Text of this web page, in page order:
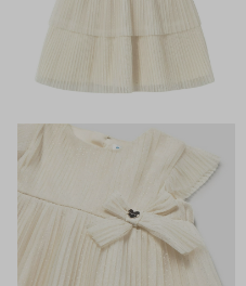
hoge
kwaliteit
in
onze
webshop